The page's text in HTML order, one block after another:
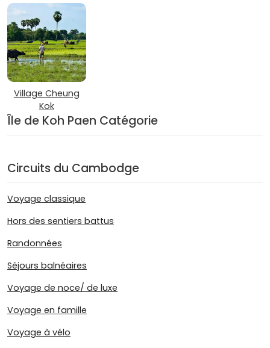
Village Cheung
Kok
Île de Koh Paen Catégorie
Circuits du Cambodge
Voyage classique
Hors des sentiers battus
Randonnées
Séjours balnéaires
Voyage de noce/ de luxe
Voyage en famille
Voyage à vélo